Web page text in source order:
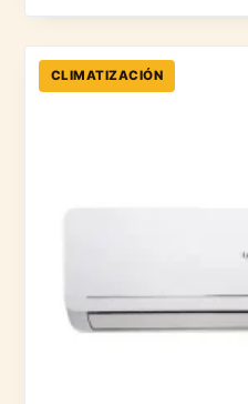
CLIMATIZACIÓN